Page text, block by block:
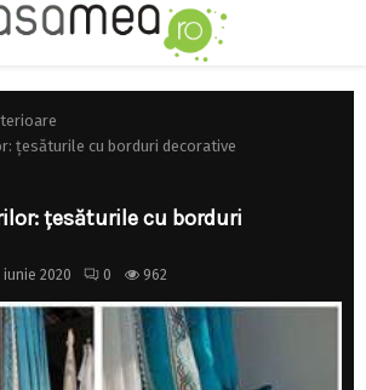
ţesăturile cu borduri decorative
ţesăturile cu borduri
iunie 2020 0 962